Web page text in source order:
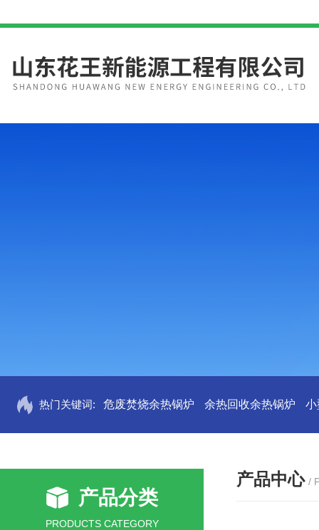
热门关键词: 危废焚烧余热锅炉 余热回收余热锅炉 小
产品分类
PRODUCTS CATEGORY
产品中心 /